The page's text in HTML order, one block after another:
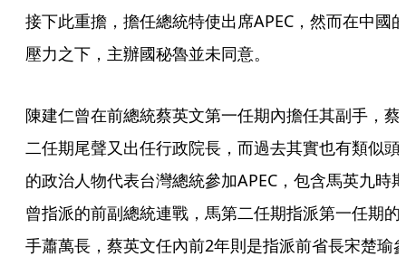
接下此重擔，擔任總統特使出席APEC，然而在中國
壓力之下，主辦國秘魯並未同意。
陳建仁曾在前總統蔡英文第一任期內擔任其副手，蔡
二任期尾聲又出任行政院長，而過去其實也有類似頭
的政治人物代表台灣總統參加APEC，包含馬英九時
曾指派的前副總統連戰，馬第二任期指派第一任期的
手蕭萬長，蔡英文任內前2年則是指派前省長宋楚瑜